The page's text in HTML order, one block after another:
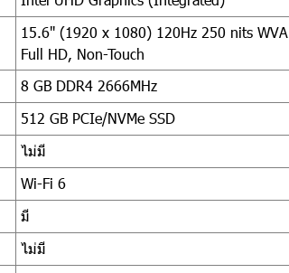
15.6" (1920 x 1080) 120Hz 250 nits
Full HD, Non-Touch
8 GB DDR4 2666MHz
512 GB PCIe/NVMe SSD
ไม่มี
Wi-Fi 6
มี
ไม่มี